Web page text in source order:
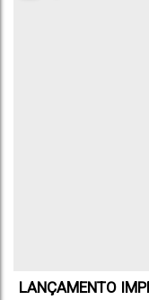
LANÇAMENTO